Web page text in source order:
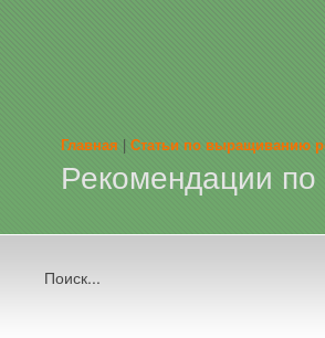
Главная | Статьи по выращиванию
Рекомендации по
Поиск...